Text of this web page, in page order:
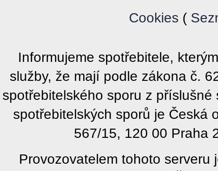
Cookies (
Informujeme spotřebitele,
služby, že mají podle zákona č.
spotřebitelského sporu z
spotřebitelských sporů je Česká
567/15, 120 00 Praha
Provozovatelem tohoto